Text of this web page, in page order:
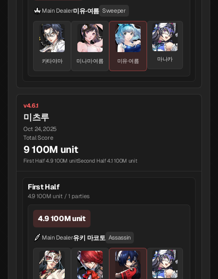
Main Dealer미유·여름 Sweeper
카타야마 미나미·여름 미유·여름 마나카
v4.6.1
미츠루
Oct 24, 2025
Total Score
9 100M unit
First Half 4.9 100M unitSecond Half 4.1 100M unit
First Half
4.9 100M unit / 1 parties
4.9 100M unit
Main Dealer유키 마코토 Assassin